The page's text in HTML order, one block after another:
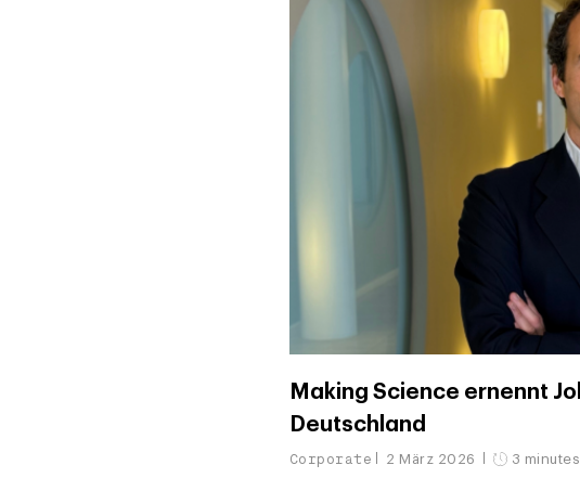
Making Science ernennt
Deutschland
Corporate 2 März 2026 3 minutes